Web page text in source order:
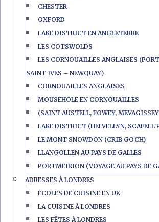
CHESTER
OXFORD
LAKE DISTRICT EN ANGLETERRE
LES COTSWOLDS
LES CORNOUAILLES ANGLAISES
SAINT IVES – NEWQUAY)
CORNOUAILLES ANGLAISES
MOUSEHOLE EN CORNOUAILLES
(SAINT AUSTELL, FOWEY,
LAKE DISTRICT (HELVELLYN, SCAFELL
LE MONT SNOWDON (CRIB GOCH)
LLANGOLLEN AU PAYS DE GALLES
PORTMEIRION (VOYAGE AU PAYS DE
ADRESSES À LONDRES
ÉCOLES DE CUISINE EN UK
LA CUISINE À LONDRES
LES FÊTES À LONDRES